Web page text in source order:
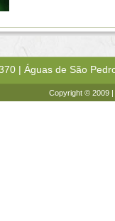
| Águas de São
Copyright © 2009